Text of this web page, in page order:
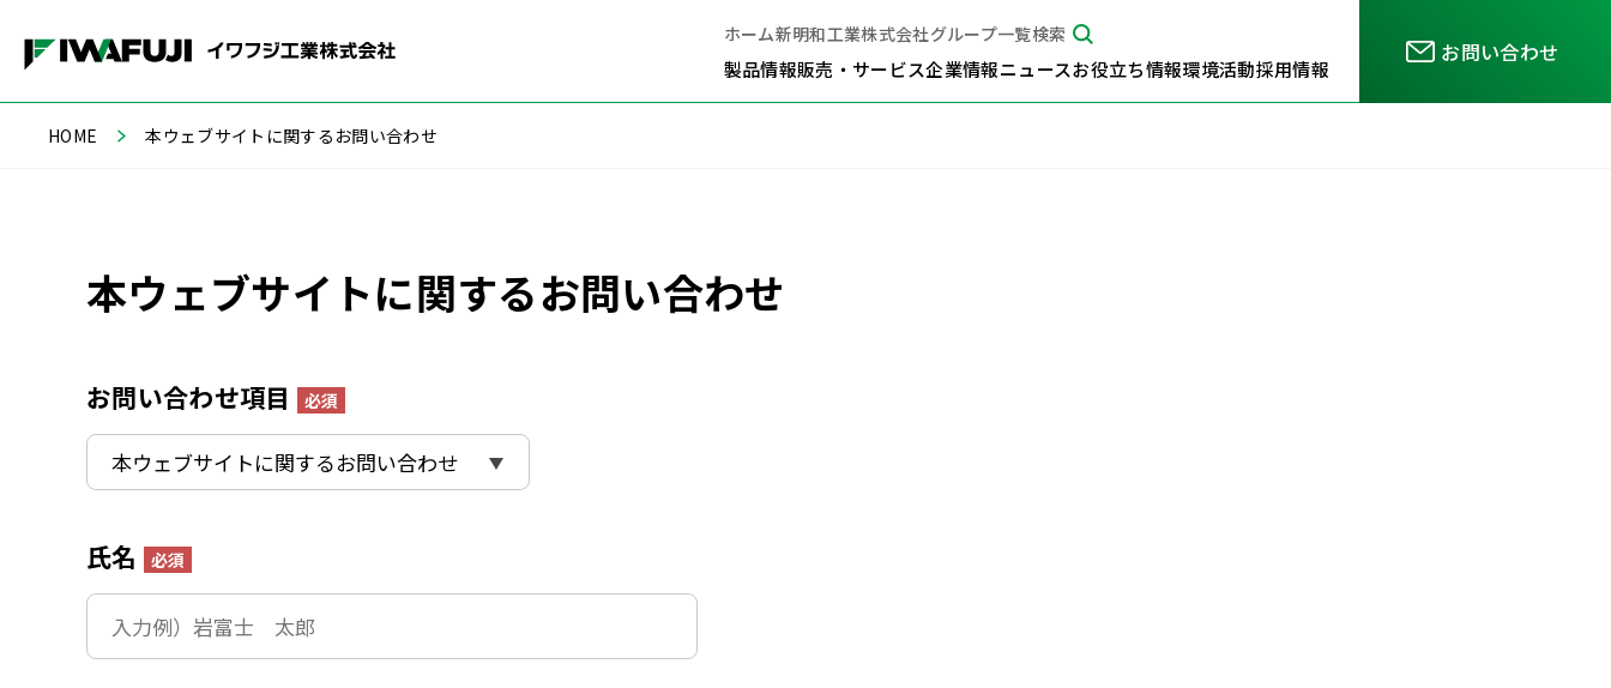
ホーム新明和工業株式会社グループ一覧検索
製品情報販売・サービス企業情報ニュースお役立ち情報環境活動採用情報
お問い合わせ
HOME 本ウェブサイトに関するお問い合わせ
本ウェブサイトに関するお問い合わせ
お問い合わせ項目 必須
氏名 必須